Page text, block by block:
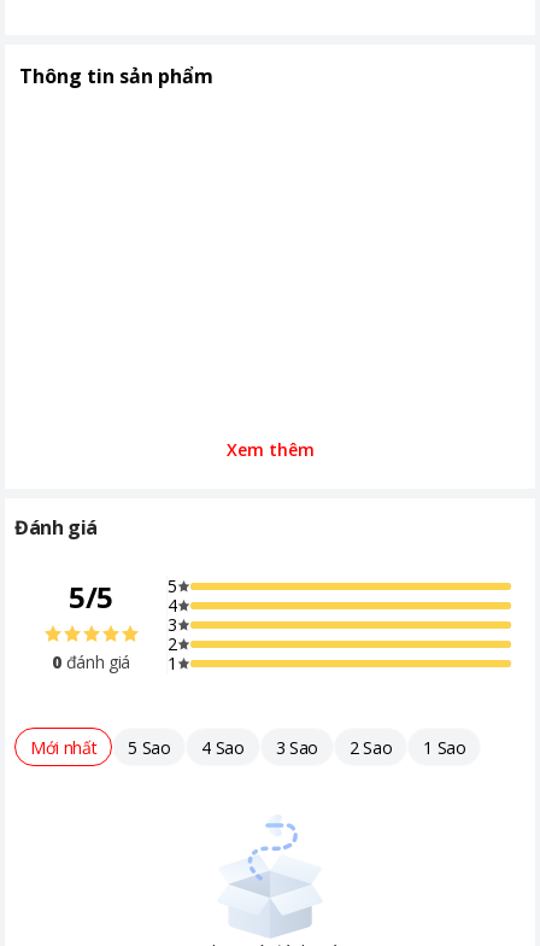
Thông tin sản phẩm
Xem thêm
Đánh giá
5/5
0 đánh giá
5
4
3
2
1
Mới nhất 5 Sao 4 Sao 3 Sao 2 Sao 1 Sao